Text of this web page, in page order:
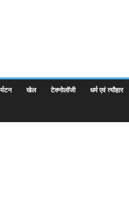
खेल टेक्नोलॉजी धर्म एवं त्यौहार